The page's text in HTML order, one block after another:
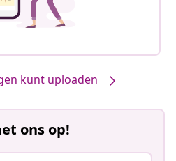
kunt uploaden
ons op!